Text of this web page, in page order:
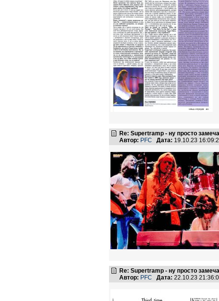
Re: Supertramp - ну просто
Автор: PFC Дата: 19.10.23
Re: Supertramp - ну просто
Автор: PFC Дата: 22.10.23